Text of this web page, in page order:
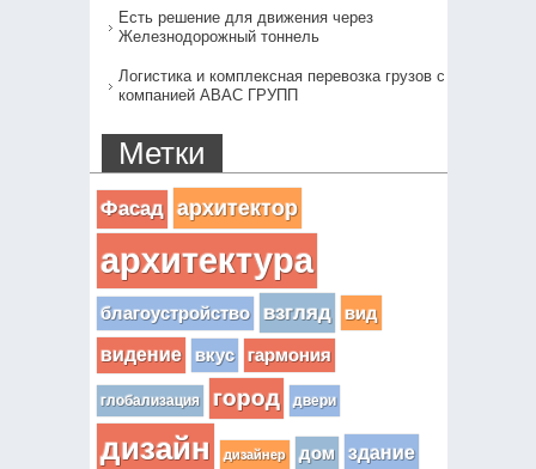
Есть решение для движения через
Железнодорожный тоннель
Логистика и комплексная перевозка грузов с
компанией АВАС ГРУПП
Метки
Фасад архитектор
архитектура
благоустройство взгляд вид
видение вкус гармония
глобализация город двери
дизайн дизайнер дом здание